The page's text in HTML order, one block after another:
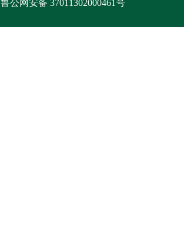
鲁公网安备 37011302000461号